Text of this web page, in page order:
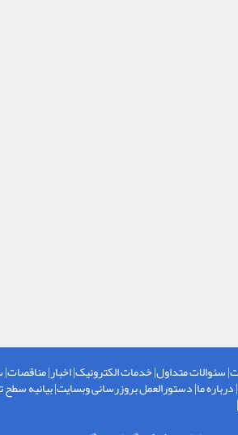
|سئوالات متداول|خدمات الکترونیک|اخبار|مناقصات|
|درباره ما|دستورالعمل بروزرسانی وبسایت|بیانیه
|